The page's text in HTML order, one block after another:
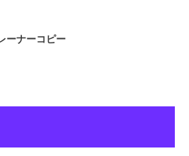
ーナーコピー